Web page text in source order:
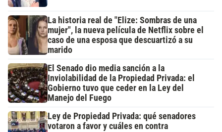
La historia real de "Elize: Sombras de una
mujer", la nueva película de Netflix sobre el
caso de una esposa que descuartizó a su
marido
El Senado dio media sanción a la
Inviolabilidad de la Propiedad Privada: el
Gobierno tuvo que ceder en la Ley del
Manejo del Fuego
Ley de Propiedad Privada: qué senadores
votaron a favor y cuáles en contra